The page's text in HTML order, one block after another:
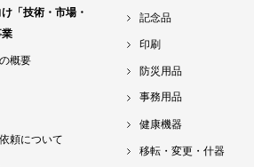
「技術・市場・
概要
頼について
記念品
印刷
防災用品
事務用品
健康機器
移転・変更・什器